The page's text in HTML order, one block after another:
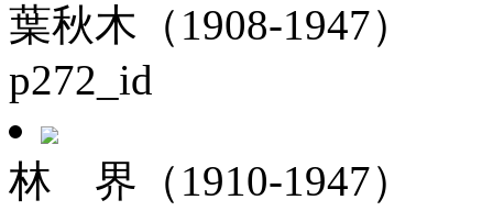
葉秋木（1908-1947）
p272_id
林 界（1910-1947）